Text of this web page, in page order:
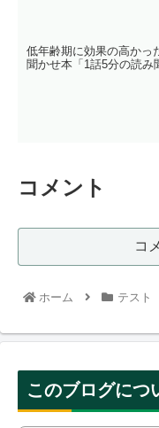
低年齢期に効果の高かっ
聞かせ本「1話5分の読み
コメント
コ
ホーム テスト
このブログにつ